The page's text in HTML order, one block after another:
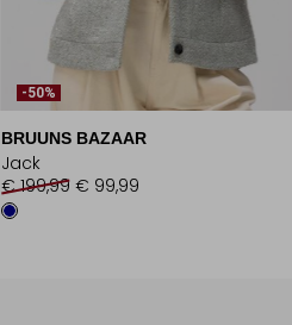
-50%
BRUUNS BAZAAR
Jack
€ 199,99 € 99,99